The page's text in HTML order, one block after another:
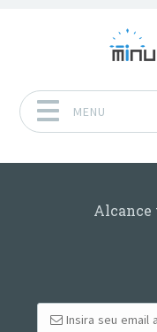
MENU
Alcance